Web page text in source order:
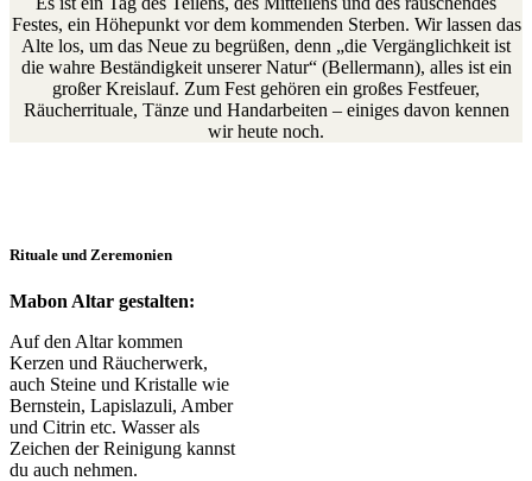
Festes, ein Höhepunkt vor dem kommenden Sterben. Wir lassen das
Alte los, um das Neue zu begrüßen, denn „die Vergänglichkeit ist
die wahre Beständigkeit unserer Natur“ (Bellermann), alles ist ein
großer Kreislauf. Zum Fest gehören ein großes Festfeuer,
Räucherrituale, Tänze und Handarbeiten – einiges davon kennen
wir heute noch.
Rituale und Zeremonien
Mabon Altar gestalten:
Auf den Altar kommen
Kerzen und Räucherwerk,
auch Steine und Kristalle wie
Bernstein, Lapislazuli, Amber
und Citrin etc. Wasser als
Zeichen der Reinigung kannst
du auch nehmen.